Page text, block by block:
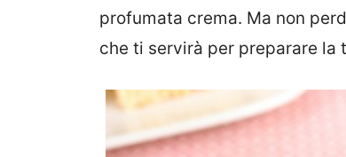
profumata crema. Ma non
che ti servirà per preparare la